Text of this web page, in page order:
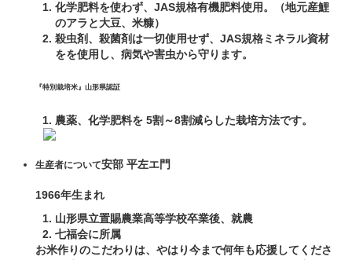
化学肥料を使わず、JAS規格有機肥料使用。（地元産鯉
のアラと大豆、米糠）
殺虫剤、殺菌剤は一切使用せず、JAS規格ミネラル資材
をを使用し、病気や害虫から守ります。
『特別栽培米』山形県認証
農薬、化学肥料を 5割～8割減らした栽培方法です。
生産者について安部 平左エ門
1966年生まれ
山形県立置賜農業高等学校卒業後、就農
七福会に所属
お米作りのこだわりは、やはり今まで何年も応援してくださ